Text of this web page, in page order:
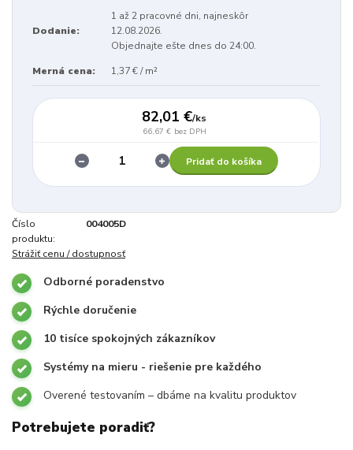
Dodanie:
1 až 2 pracovné dni, najneskôr
12.08.2026.
Objednajte ešte dnes do 24:00.
Merná cena: 1,37 € / m²
82,01 €/ks
66,67 € bez DPH
Pridať do košíka
Číslo
produktu:
004005D
Strážiť cenu / dostupnosť
Odborné poradenstvo
Rýchle doručenie
10 tisíce spokojných zákazníkov
Systémy na mieru - riešenie pre každého
Overené testovaním – dbáme na kvalitu produktov
Potrebujete poradiť?